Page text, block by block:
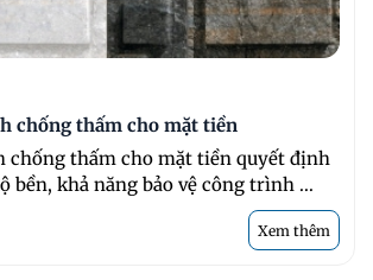
chống thấm cho mặt tiền
chống thấm cho mặt tiền quyết định
bền, khả năng bảo vệ công trình ...
Xem thêm